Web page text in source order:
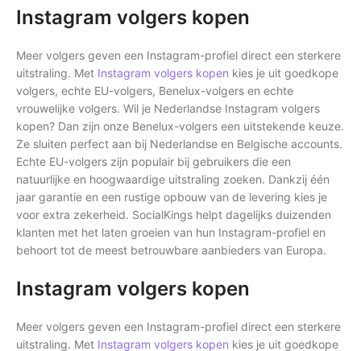
Instagram volgers kopen
Meer volgers geven een Instagram-profiel direct een sterkere
uitstraling. Met Instagram volgers kopen kies je uit goedkope
volgers, echte EU-volgers, Benelux-volgers en echte
vrouwelijke volgers. Wil je Nederlandse Instagram volgers
kopen? Dan zijn onze Benelux-volgers een uitstekende keuze.
Ze sluiten perfect aan bij Nederlandse en Belgische accounts.
Echte EU-volgers zijn populair bij gebruikers die een
natuurlijke en hoogwaardige uitstraling zoeken. Dankzij één
jaar garantie en een rustige opbouw van de levering kies je
voor extra zekerheid. SocialKings helpt dagelijks duizenden
klanten met het laten groeien van hun Instagram-profiel en
behoort tot de meest betrouwbare aanbieders van Europa.
Instagram volgers kopen
Meer volgers geven een Instagram-profiel direct een sterkere
uitstraling. Met Instagram volgers kopen kies je uit goedkope